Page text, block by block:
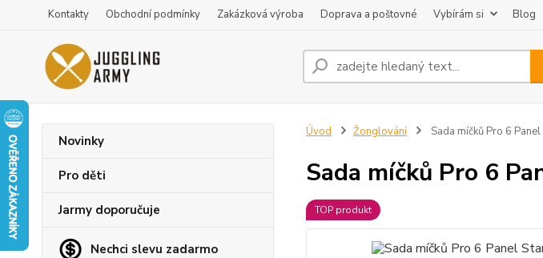
Kontakty Obchodní podmínky Zakázková výroba Doprava a poštovné Vybírám si Blog
Novinky
Pro děti
Jarmy doporučuje
Nechci slevu zadarmo
Úvod Žonglování Sada míčků Pro 6
Sada míčků Pro 6
TOP produkt